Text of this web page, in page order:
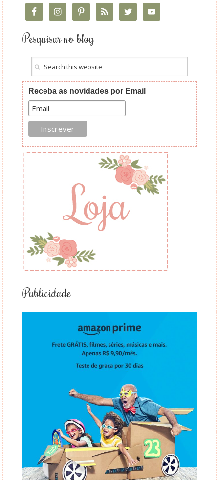
Pesquisar no blog
Receba as novidades por Email
Publicidade